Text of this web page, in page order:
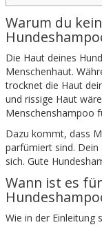
Warum du
Die Haut deines
Menschenhaut.
trocknet die Haut
und rissige Haut
Menschenshampoo
Dazu kommt, dass
parfümiert sind.
sich. Gute
Wann ist es
Wie in der Einleitung